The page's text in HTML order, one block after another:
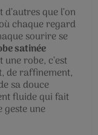
que l’on
chaque regard
sourire se
satinée
robe, c’est
de raffinement,
sa douce
fluide qui fait
geste une